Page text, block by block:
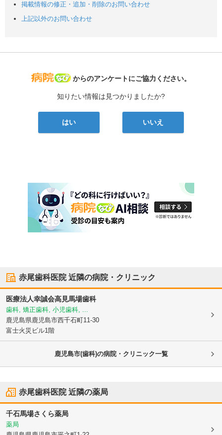
掲載情報の修正・追加・削除のお問い合わせ
上記以外のお問い合わせ
病院なび
からのアンケートにご協力ください。
知りたい情報は見つかりましたか?
はい いいえ
赤尾歯科医院近隣の病院・クリニック
医療法人幸誠会高見馬場歯科
歯科, 矯正歯科, 小児歯科, ...
鹿児島県鹿児島市西千石町11-30
富士火災ビル1階
鹿児島市(歯科)の病院・クリニック一覧
赤尾歯科医院近隣の薬局
千石馬場さくら薬局
薬局